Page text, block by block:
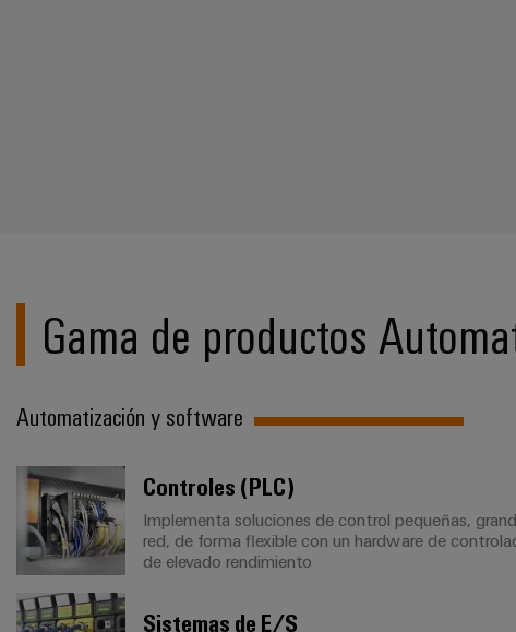
Gama de productos
Automatización y software
Controles (PLC)
Implementa soluciones de control pequeñas,
red, de forma flexible con un hardware de
de elevado rendimiento
Sistemas de E/S